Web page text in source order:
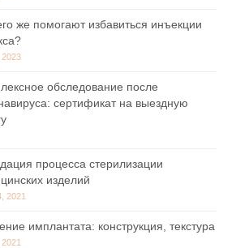
же помогают избавиться инъекции
обследование после
сертификат на выездную
процесса стерилизации
изделий
2021
имплантата: конструкция, текстура